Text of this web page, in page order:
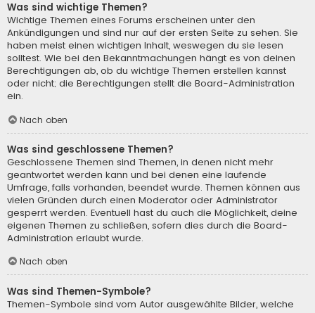
Was sind wichtige Themen?
Wichtige Themen eines Forums erscheinen unter den
Ankündigungen und sind nur auf der ersten Seite zu sehen. Sie
haben meist einen wichtigen Inhalt, weswegen du sie lesen
solltest. Wie bei den Bekanntmachungen hängt es von deinen
Berechtigungen ab, ob du wichtige Themen erstellen kannst
oder nicht; die Berechtigungen stellt die Board-Administration
ein.
Nach oben
Was sind geschlossene Themen?
Geschlossene Themen sind Themen, in denen nicht mehr
geantwortet werden kann und bei denen eine laufende
Umfrage, falls vorhanden, beendet wurde. Themen können aus
vielen Gründen durch einen Moderator oder Administrator
gesperrt werden. Eventuell hast du auch die Möglichkeit, deine
eigenen Themen zu schließen, sofern dies durch die Board-
Administration erlaubt wurde.
Nach oben
Was sind Themen-Symbole?
Themen-Symbole sind vom Autor ausgewählte Bilder, welche